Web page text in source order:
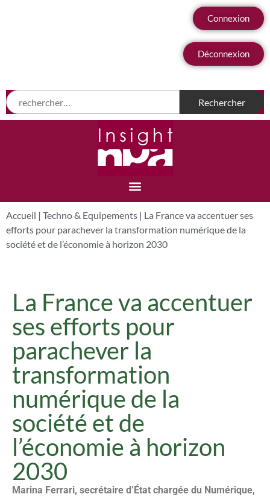
Connexion
Déconnexion
Accueil | Techno & Equipements | La France va accentuer ses
efforts pour parachever la transformation numérique de la
société et de l’économie à horizon 2030
La France va accentuer
ses efforts pour
parachever la
transformation
numérique de la
société et de
l’économie à horizon
2030
Marina Ferrari, secrétaire d’État chargée du Numérique,